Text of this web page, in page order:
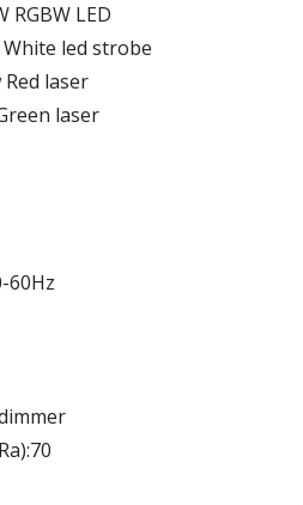
RGBW LED
led strobe
laser
laser
60Hz